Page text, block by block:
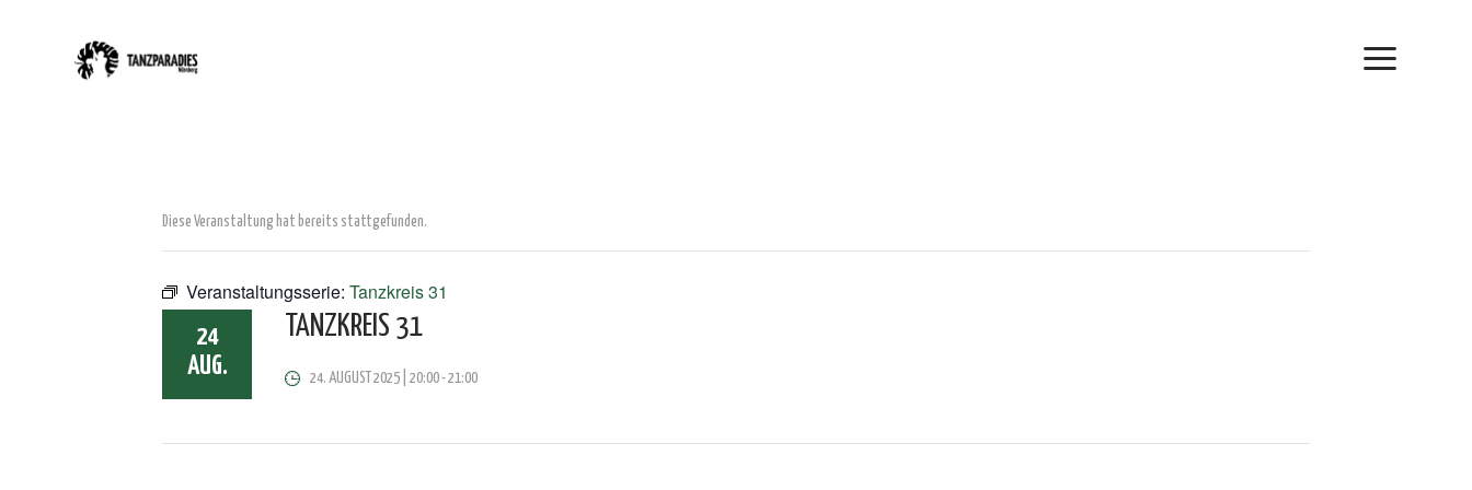
Diese Veranstaltung hat bereits stattgefunden.
Veranstaltungsserie: Tanzkreis 31
24
AUG.
TANZKREIS 31
24. AUGUST 2025 | 20:00-21:00